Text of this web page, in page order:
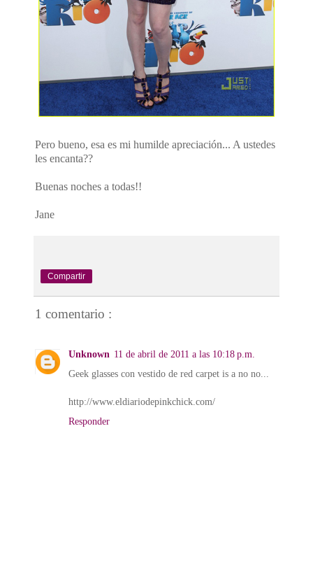
Pero bueno, esa es mi humilde apreciación... A ustedes
les encanta??
Buenas noches a todas!!
Jane
Compartir
1 comentario :
Unknown 11 de abril de 2011 a las 10:18 p.m.
Geek glasses con vestido de red carpet is a no no...
http://www.eldiariodepinkchick.com/
Responder